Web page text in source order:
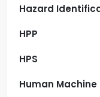
Hazard
HPP
HPS
Human